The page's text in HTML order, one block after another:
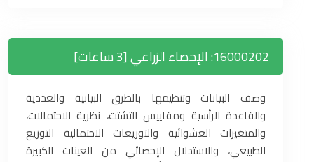
16000202: الإحصاء الزراعي [3 ساعات]
وصف البيانات وتنظيمها بالطرق البيانية والعددية
والقاعدة الرأسية ومقاييس التشتت، نظرية الاحتمالات،
والمتغيرات العشوائية والتوزيعات الاحتمالية التوزيع
الطبيعي، والاستدلال الإحصائي من العينات الكبيرة